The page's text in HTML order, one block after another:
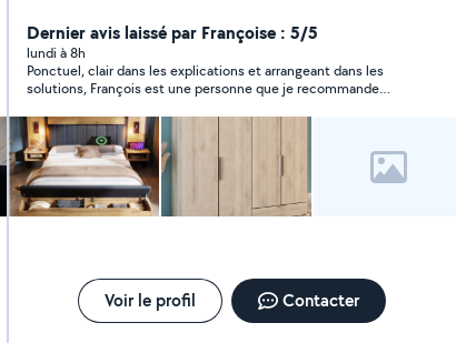
une solide expérience dans le montage de meuble que
j'ai acquis dans divers enseignes tel que Ikéa et
conforama. J' exécute un travail de qualité et de
précision. N'hésitez pas à me contacter pour toute
demande. A très bientôt
Dernier avis laissé par Françoise : 5/5
lundi à 8h
Ponctuel, clair dans les explications et arrangeant dans les
solutions, François est une personne que je recommande
Voir le profil Contacter